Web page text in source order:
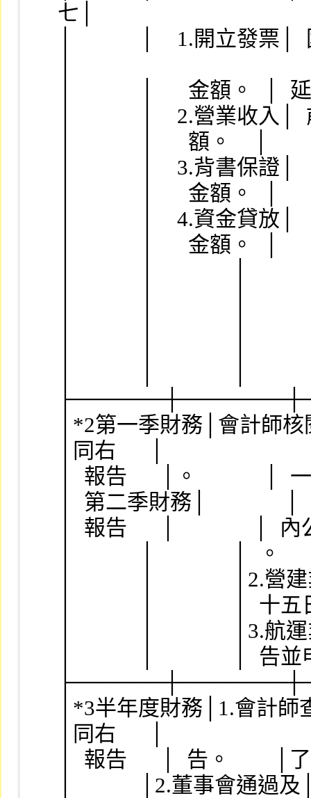
七│
│            │    1.開立發票│
│            │      金額。  │
│            │    2.營業收入
│            │      額。    │
│            │    3.背書保證│
│            │      金額。  │
│            │    4.資金貸放│
│            │      金額。  │
│*2第一季財務│會計師
│同右      │
│  報告      │。            │
│  第二季財務│
│  報告      │              │
│            │              │  。
│            │              │2.營
│            │              │  十
│            │              │3.航
│            │              │  告
│*3半年度財務│1.會計
│同右      │
│  報告      │  告。        │
│            │2.董事會通過